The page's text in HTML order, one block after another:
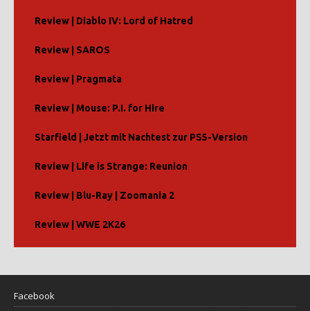
Review | Diablo IV: Lord of Hatred
Review | SAROS
Review | Pragmata
Review | Mouse: P.I. for Hire
Starfield | Jetzt mit Nachtest zur PS5-Version
Review | Life is Strange: Reunion
Review | Blu-Ray | Zoomania 2
Review | WWE 2K26
Facebook